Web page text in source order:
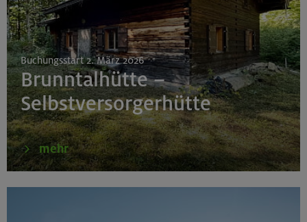
Buchungsstart 2. März 2026
Brunntalhütte –
Selbstversorgerhütte
mehr